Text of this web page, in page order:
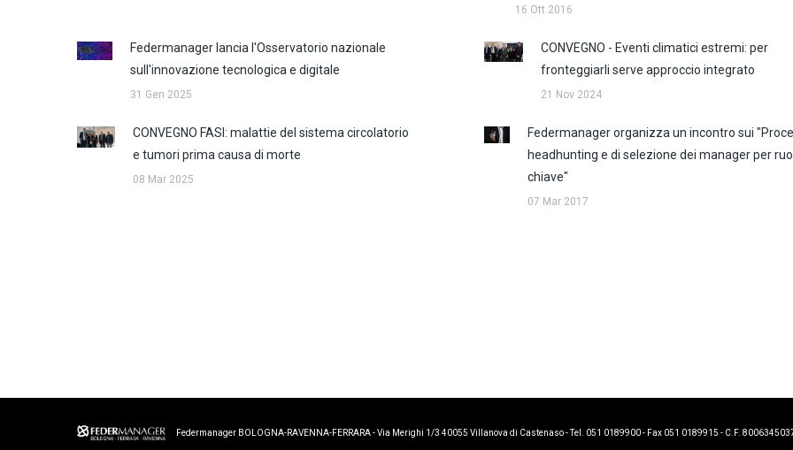
16 Ott 2016
Federmanager lancia l'Osservatorio nazionale
sull'innovazione tecnologica e digitale
31 Gen 2025
CONVEGNO - Eventi climatici estremi: per
fronteggiarli serve approccio integrato
21 Nov 2024
CONVEGNO FASI: malattie del sistema circolatorio
e tumori prima causa di morte
08 Mar 2025
Federmanager organizza un incontro sui
headhunting e di selezione dei manager per
chiave"
07 Mar 2017
Federmanager BOLOGNA-RAVENNA-FERRARA - Via Merighi 1/3 40055 Villanova di Castenaso - Tel. 051 0189900 - Fax 051 0189915 - C.F.